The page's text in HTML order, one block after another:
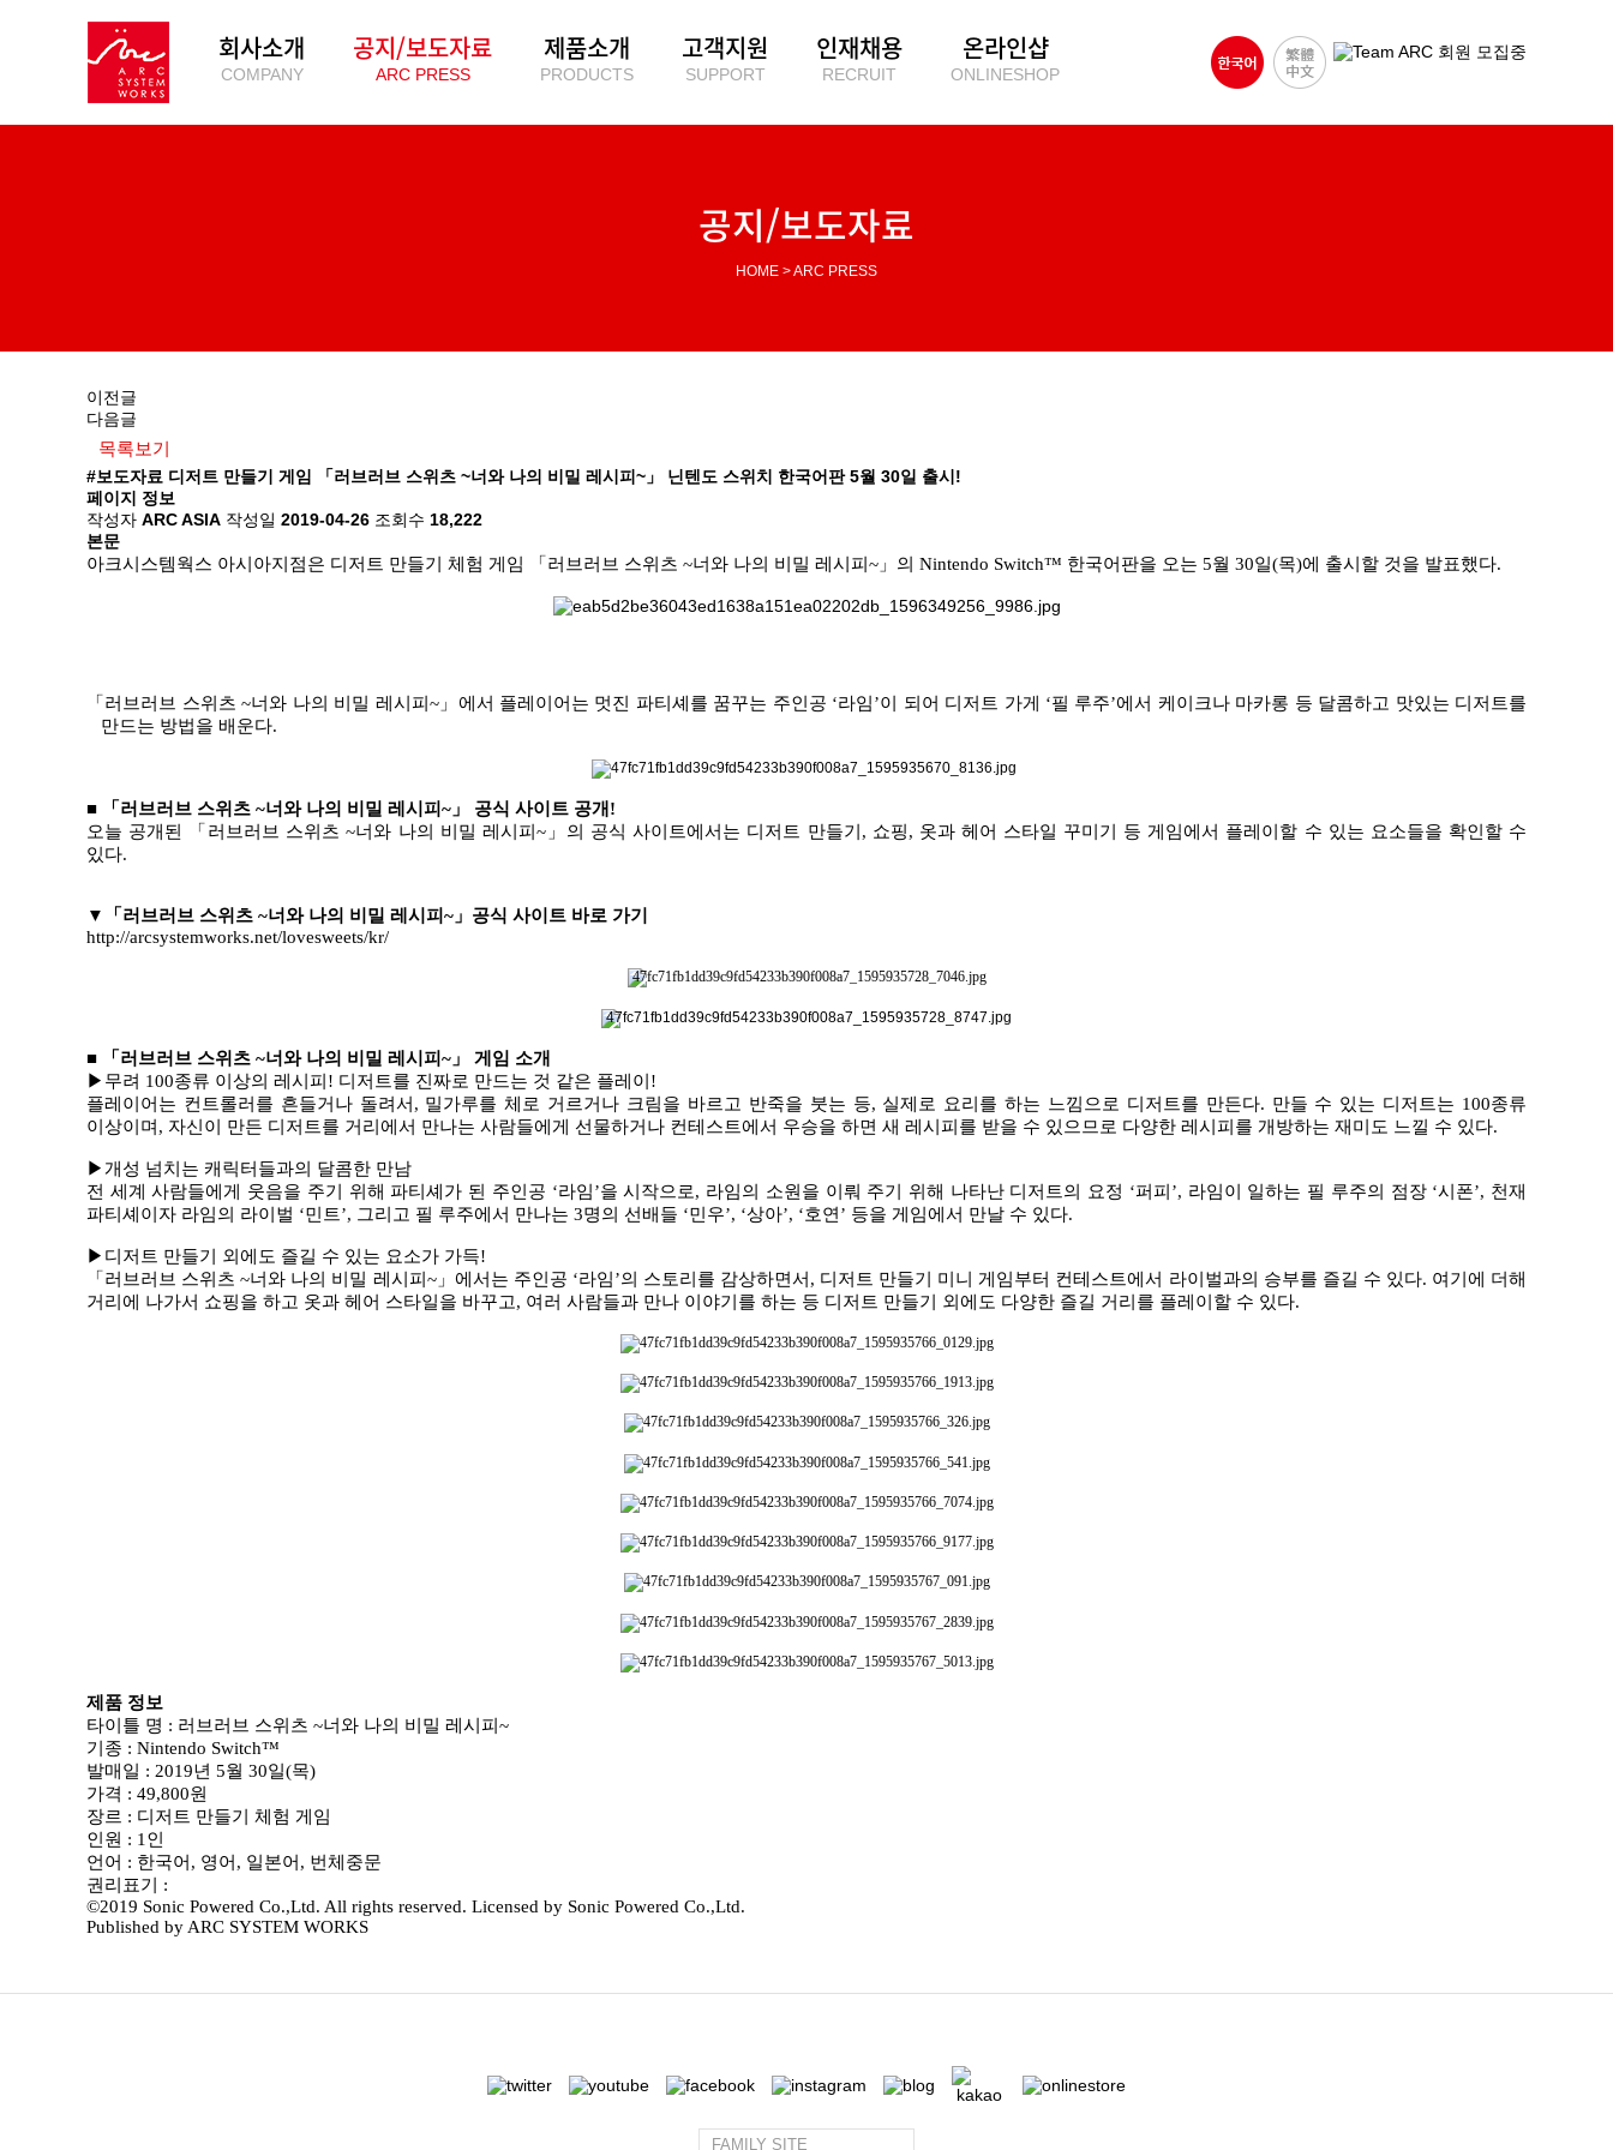
회사소개
COMPANY
공지/보도자료
ARC PRESS
제품소개
PRODUCTS
고객지원
SUPPORT
인재채용
RECRUIT
온라인샵
ONLINESHOP
공지/보도자료
HOME > ARC PRESS
이전글
다음글
목록보기
#보도자료 디저트 만들기 게임 「러브러브 스위츠 ~너와 나의 비밀 레시피~」 닌텐도 스위치 한국어판 5월 30일 출시!
페이지 정보
작성자 ARC ASIA 작성일 2019-04-26 조회수 18,222
본문
아크시스템웍스 아시아지점은 디저트 만들기 체험 게임 「러브러브 스위츠 ~너와 나의 비밀 레시피 ~ 」의 Nintendo Switch™ 한국어판을 오는 5월 30일(목)에 출시할 것을 발표했다.
「 러브러브 스위츠 ~너와 나의 비밀 레시피 ~」 에서 플레이어는 멋진 파티셰를 꿈꾸는 주인공 ‘라임’이 되어 디저트 가게 ‘필 루주’에서 케이크나 마카롱 등 달콤하고 맛있는 디저트를
만드는 방법을 배운다.
■ 「러브러브 스위츠 ~너와 나의 비밀 레시피 ~ 」 공식 사이트 공개 !
오늘 공개된
「 러브러브 스위츠 ~너와 나의 비밀 레시피 ~」 의 공식 사이트에서는 디저트 만들기 , 쇼핑, 옷과 헤어 스타일 꾸미기 등 게임에서 플레이할 수 있는 요소들을 확인할 수
있다.
▼ 「 러브러브 스위츠 ~너와 나의 비밀 레시피 ~ 」 공식 사이트 바로 가기
http://arcsystemworks.net/lovesweets/kr/
■ 「러브러브 스위츠 ~너와 나의 비밀 레시피 ~ 」 게임 소개
▶무려 100종류 이상의 레시피 ! 디저트를 진짜로 만드는 것 같은 플레이 !
플레이어는 컨트롤러를 흔들거나 돌려서 , 밀가루를 체로 거르거나 크림을 바르고 반죽을 붓는 등, 실제로 요리를 하는 느낌으로 디저트를 만든다. 만들 수 있는 디저트는 100종류
이상이며 , 자신이 만든 디저트를 거리에서 만나는 사람들에게 선물하거나 컨테스트에서 우승을 하면 새 레시피를 받을 수 있으므로 다양한 레시피를 개방하는 재미도 느낄 수 있다.
▶개성 넘치는 캐릭터들과의 달콤한 만남
전 세계 사람들에게 웃음을 주기 위해 파티셰가 된 주인공 ‘라임’을 시작으로, 라임의 소원을 이뤄 주기 위해 나타난 디저트의 요정 ‘퍼피 ’, 라임이 일하는 필 루주의 점장 ‘시폰’, 천재
파티셰이자 라임의 라이벌 ‘민트’, 그리고 필 루주에서 만나는 3명의 선배들 ‘민우’, ‘상아’, ‘호연 ’ 등을 게임에서 만날 수 있다.
▶디저트 만들기 외에도 즐길 수 있는 요소가 가득!
「 러브러브 스위츠~너와 나의 비밀 레시피 ~」 에서는 주인공 ‘라임’의 스토리를 감상하면서 , 디저트 만들기 미니 게임부터 컨테스트에서 라이벌과의 승부를 즐길 수 있다. 여기에 더해
거리에 나가서 쇼핑을 하고 옷과 헤어 스타일을 바꾸고, 여러 사람들과 만나 이야기를 하는 등 디저트 만들기 외에도 다양한 즐길 거리를 플레이할 수 있다.
제품 정보
타이틀 명 : 러브러브 스위츠 ~너와 나의 비밀 레시피~
기종 : Nintendo Switch™
발매일 : 2019년 5월 30일(목)
가격 : 49,800원
장르 : 디저트 만들기 체험 게임
인원 : 1인
언어 : 한국어, 영어, 일본어, 번체중문
권리표기 :
©2019 Sonic Powered Co.,Ltd. All rights reserved. Licensed by Sonic Powered Co.,Ltd.
Published by ARC SYSTEM WORKS
FAMILY SITE